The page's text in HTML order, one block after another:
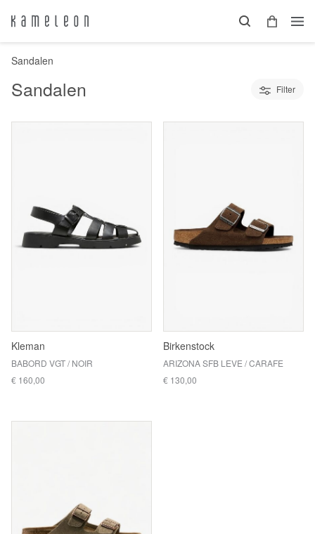
Sandalen
Sandalen Filter
Kleman
BABORD VGT / NOIR
€ 160,00
Birkenstock
ARIZONA SFB LEVE / CARAFE
€ 130,00